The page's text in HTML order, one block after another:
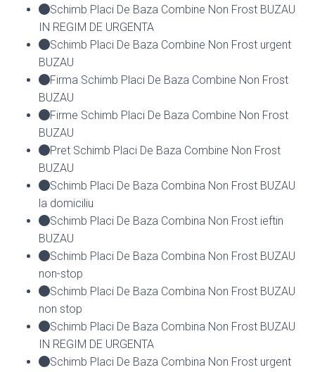
Schimb Placi De Baza Combine Non Frost BUZAU
IN REGIM DE URGENTA
Schimb Placi De Baza Combine Non Frost urgent
BUZAU
Firma Schimb Placi De Baza Combine Non Frost
BUZAU
Firme Schimb Placi De Baza Combine Non Frost
BUZAU
Pret Schimb Placi De Baza Combine Non Frost
BUZAU
Schimb Placi De Baza Combina Non Frost BUZAU
la domiciliu
Schimb Placi De Baza Combina Non Frost ieftin
BUZAU
Schimb Placi De Baza Combina Non Frost BUZAU
non-stop
Schimb Placi De Baza Combina Non Frost BUZAU
non stop
Schimb Placi De Baza Combina Non Frost BUZAU
IN REGIM DE URGENTA
Schimb Placi De Baza Combina Non Frost urgent